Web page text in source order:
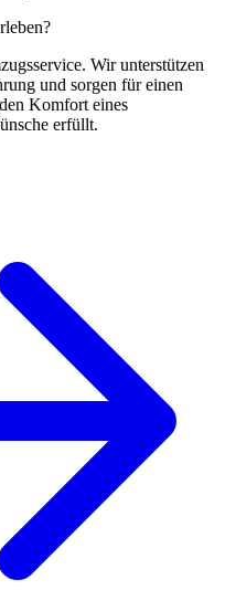
Wir unterstützen
und sorgen für einen
Komfort eines
erfüllt.